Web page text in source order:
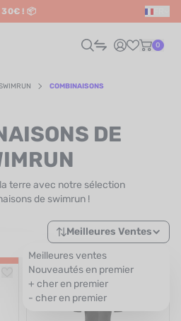
30€ ! 📦
0
COMBINAISONS
DE
terre avec notre sélection
de swimrun !
Meilleures Ventes
Meilleures ventes
Nouveautés en premier
+ cher en premier
- cher en premier
PROMO